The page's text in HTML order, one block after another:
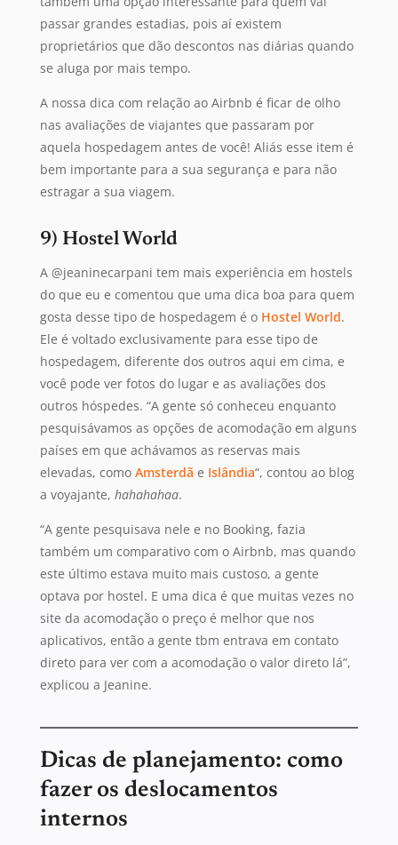
passar grandes estadias, pois aí existem
proprietários que dão descontos nas diárias quando
se aluga por mais tempo.
A nossa dica com relação ao Airbnb é ficar de olho
nas avaliações de viajantes que passaram por
aquela hospedagem antes de você! Aliás esse item é
bem importante para a sua segurança e para não
estragar a sua viagem.
9) Hostel World
A @jeaninecarpani tem mais experiência em hostels
do que eu e comentou que uma dica boa para quem
gosta desse tipo de hospedagem é o Hostel World.
Ele é voltado exclusivamente para esse tipo de
hospedagem, diferente dos outros aqui em cima, e
você pode ver fotos do lugar e as avaliações dos
outros hóspedes. “A gente só conheceu enquanto
pesquisávamos as opções de acomodação em alguns
países em que achávamos as reservas mais
elevadas, como Amsterdã e Islândia“, contou ao blog
a voyajante, hahahahaa.
“A gente pesquisava nele e no Booking, fazia
também um comparativo com o Airbnb, mas quando
este último estava muito mais custoso, a gente
optava por hostel. E uma dica é que muitas vezes no
site da acomodação o preço é melhor que nos
aplicativos, então a gente tbm entrava em contato
direto para ver com a acomodação o valor direto lá”,
explicou a Jeanine.
Dicas de planejamento: como
fazer os deslocamentos
internos